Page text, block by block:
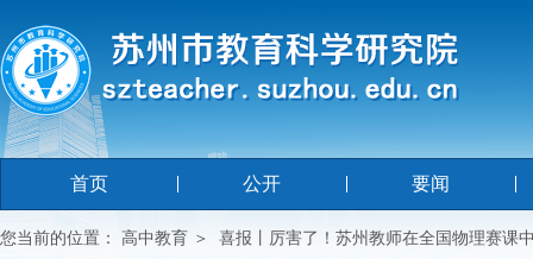
首页 公开 要闻
您当前的位置： 高中教育 ＞ 喜报丨厉害了！苏州教师在全国物理赛课